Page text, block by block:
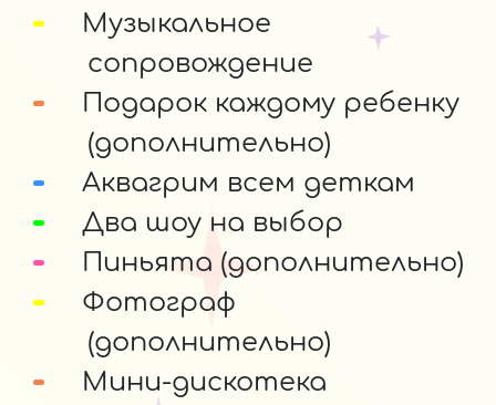
Музыкальное
сопровождение
Подарок каждому ребенку
(дополнительно)
Аквагрим всем деткам
Два шоу на выбор
Пиньята (дополнительно)
Фотограф
(дополнительно)
Мини-дискотека